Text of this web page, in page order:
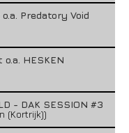
Predatory Void
HESKEN
- DAK SESSION #3
(Kortrijk))